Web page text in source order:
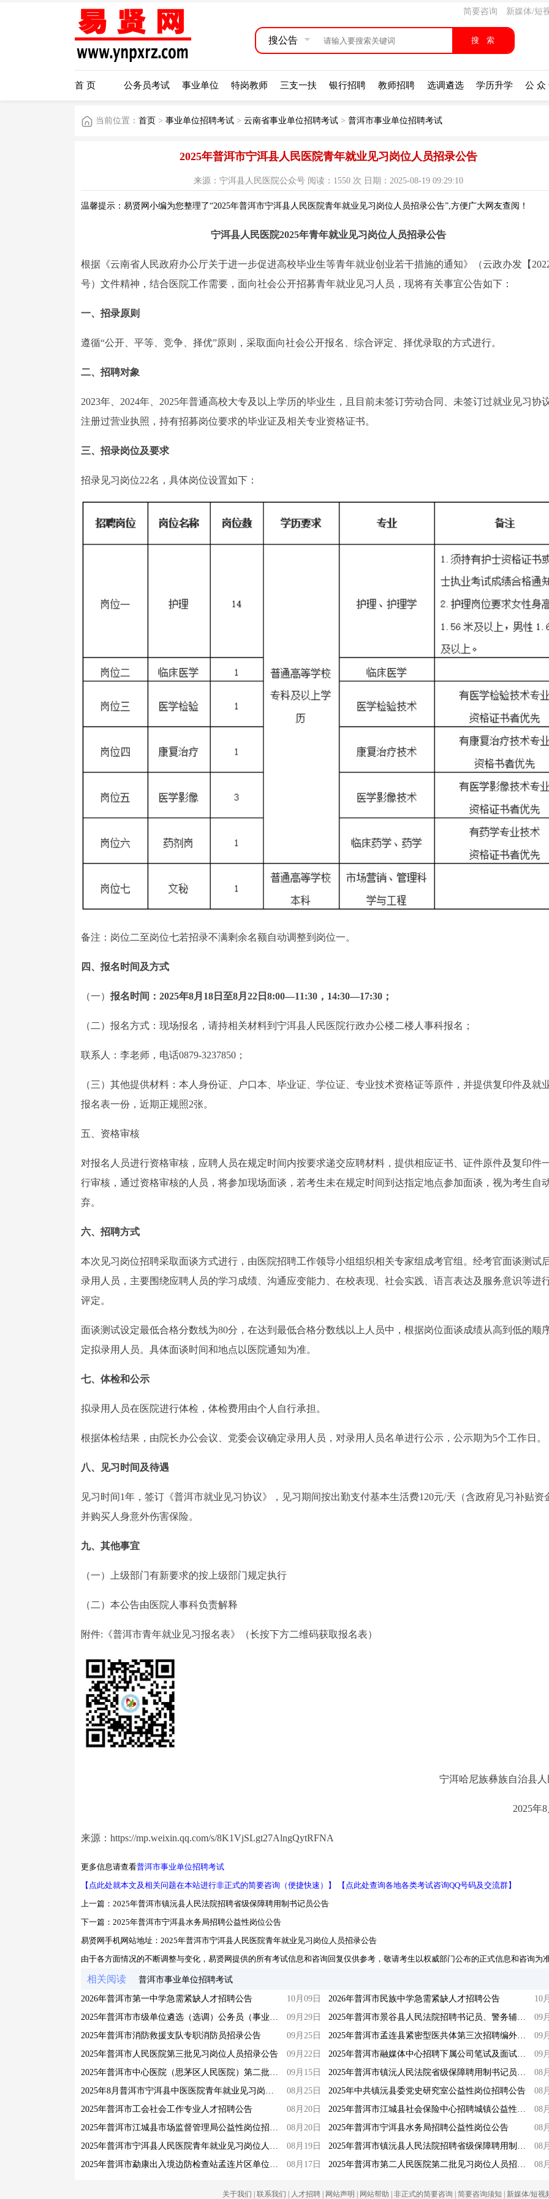
简要咨询 新媒体/短
搜公告
首 页 公务员考试 事业单位 特岗教师 三支一扶 银行招聘 教师招聘 选调遴选 学历升学 公 众
当前位置： 首页 > 事业单位招聘考试 > 云南省事业单位招聘考试 > 普洱市事业单位招聘考试
2025年普洱市宁洱县人民医院青年就业见习岗位人员招录公告
来源：宁洱县人民医院公众号 阅读：1550 次 日期：2025-08-19 09:29:10
温馨提示：易贤网小编为您整理了“2025年普洱市宁洱县人民医院青年就业见习岗位人员招录公告”,方便广大网友查阅！
宁洱县人民医院2025年青年就业见习岗位人员招录公告
根据《云南省人民政府办公厅关于进一步促进高校毕业生等青年就业创业若干措施的通知》（云政办发【
号）文件精神，结合医院工作需要，面向社会公开招募青年就业见习人员，现将有关事宜公告如下：
一、招录原则
遵循“公开、平等、竞争、择优”原则，采取面向社会公开报名、综合评定、择优录取的方式进行。
二、招聘对象
2023年、2024年、2025年普通高校大专及以上学历的毕业生，且目前未签订劳动合同、未签订过就业见习协
注册过营业执照，持有招募岗位要求的毕业证及相关专业资格证书。
三、招录岗位及要求
招录见习岗位22名，具体岗位设置如下：
备注：岗位二至岗位七若招录不满剩余名额自动调整到岗位一。
四、报名时间及方式
（一） 报名时间：2025年8月18日至8月22日8:00—11:30，14:30—17:30；
（二）报名方式：现场报名，请持相关材料到宁洱县人民医院行政办公楼二楼人事科报名；
联系人：李老师，电话0879-3237850；
（三）其他提供材料：本人身份证、户口本、毕业证、学位证、专业技术资格证等原件，并提供复印件及就
报名表一份，近期正规照2张。
五、资格审核
对报名人员进行资格审核，应聘人员在规定时间内按要求递交应聘材料，提供相应证书、证件原件及复印件
行审核，通过资格审核的人员，将参加现场面谈，若考生未在规定时间到达指定地点参加面谈，视为考生自
弃。
六、招聘方式
本次见习岗位招聘采取面谈方式进行，由医院招聘工作领导小组组织相关专家组成考官组。经考官面谈测试
录用人员，主要围绕应聘人员的学习成绩、沟通应变能力、在校表现、社会实践、语言表达及服务意识等进
评定。
面谈测试设定最低合格分数线为80分，在达到最低合格分数线以上人员中，根据岗位面谈成绩从高到低的顺
定拟录用人员。具体面谈时间和地点以医院通知为准。
七、体检和公示
拟录用人员在医院进行体检，体检费用由个人自行承担。
根据体检结果，由院长办公会议、党委会议确定录用人员，对录用人员名单进行公示，公示期为5个工作日。
八、见习时间及待遇
见习时间1年，签订《普洱市就业见习协议》，见习期间按出勤支付基本生活费120元/天（含政府见习补贴资
并购买人身意外伤害保险。
九、其他事宜
（一）上级部门有新要求的按上级部门规定执行
（二）本公告由医院人事科负责解释
附件:《普洱市青年就业见习报名表》（长按下方二维码获取报名表）
宁洱哈尼族彝族自治县
2025年
来源：https://mp.weixin.qq.com/s/8K1VjSLgt27AlngQytRFNA
更多信息请查看普洱市事业单位招聘考试
【点此处就本文及相关问题在本站进行非正式的简要咨询（便捷快速）】
【点此处查询各地各类考试咨询QQ号码及交流群】
上一篇： 2025年普洱市镇沅县人民法院招聘省级保障聘用制书记员公告
下一篇： 2025年普洱市宁洱县水务局招聘公益性岗位公告
易贤网手机网站地址： 2025年普洱市宁洱县人民医院青年就业见习岗位人员招录公告
由于各方面情况的不断调整与变化，易贤网提供的所有考试信息和咨询回复仅供参考，敬请考生以权威部门公布的正式信息和咨询为
相关阅读 普洱市事业单位招聘考试
2026年普洱市第一中学急需紧缺人才招聘公告 10月09日 2026年普洱市民族中学急需紧缺人才招聘公告
10
2025年普洱市市级单位遴选（选调）公务员（事业人员）取消职位公告
09月29日 2025年普洱市景谷县人民法院招聘书记员、警务辅助人员公告
09
2025年普洱市消防救援支队专职消防员招录公告
09月25日 2025年普洱市孟连县紧密型医共体第三次招聘编外人员公告（一）
09
2025年普洱市人民医院第三批见习岗位人员招录公告
09月22日 2025年普洱市融媒体中心招聘下属公司笔试及面试综合成绩公告
09
2025年普洱市中心医院（思茅区人民医院）第二批见习岗位招录公告
09月15日 2025年普洱市镇沅人民法院省级保障聘用制书记员招录考试公告
08
2025年8月普洱市宁洱县中医医院青年就业见习岗位人员招录公告
08月25日 2025年中共镇沅县委党史研究室公益性岗位招聘公告
08
2025年普洱市工会社会工作专业人才招聘公告
08月20日 2025年普洱市江城县社会保险中心招聘城镇公益性岗位人员公告
08
2025年普洱市江城县市场监督管理局公益性岗位招聘公告
08月20日 2025年普洱市宁洱县水务局招聘公益性岗位公告
08
2025年普洱市宁洱县人民医院青年就业见习岗位人员招录公告
08月19日 2025年普洱市镇沅县人民法院招聘省级保障聘用制书记员公告
08
2025年普洱市勐康出入境边防检查站孟连片区单位边检协检员招聘公告
08月17日 2025年普洱市第二人民医院第二批见习岗位人员招录公告 08
关于我们 联系我们 人才招聘| 网站声明 网站帮助 非正式的简要咨询 简要咨询须知 新媒体/短视